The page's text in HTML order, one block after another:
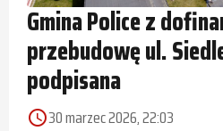
Gmina Police z
przebudowę ul.
podpisana
access_time30 marzec 2026, 22:03